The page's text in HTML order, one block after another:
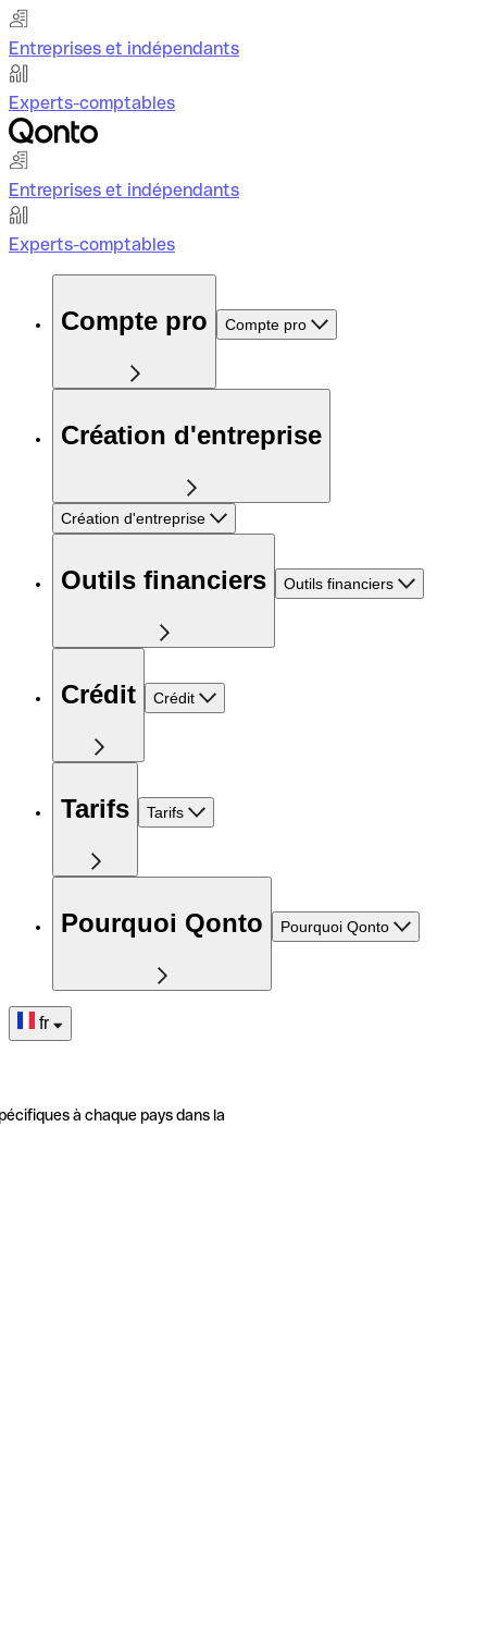
Entreprises et indépendants
Experts-comptables
Entreprises et indépendants
Experts-comptables
Compte pro Compte pro
Création d'entreprise
Création d'entreprise
Outils financiers Outils financiers
Crédit Crédit
Tarifs Tarifs
Pourquoi Qonto Pourquoi Qonto
fr
à chaque pays dans la